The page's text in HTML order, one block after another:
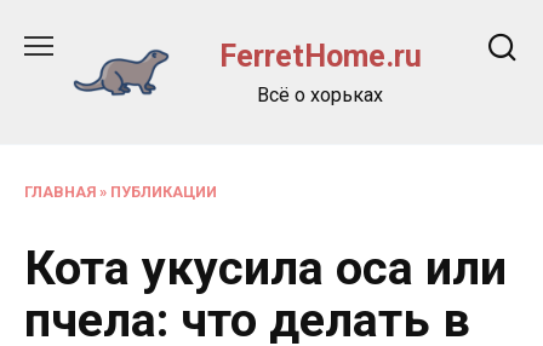
содержанию
FerretHome.ru
Всё о хорьках
ГЛАВНАЯ » ПУБЛИКАЦИИ
Кота укусила оса или
пчела: что делать в